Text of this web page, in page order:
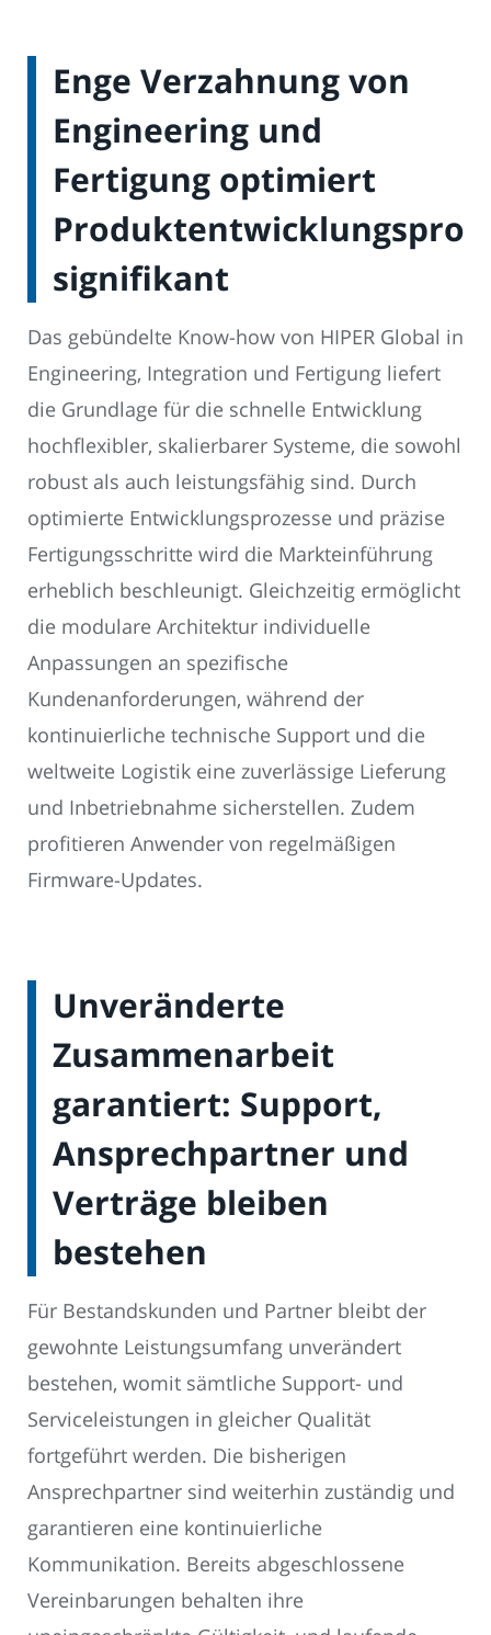
Enge Verzahnung von
Engineering und
Fertigung optimiert
signifikant
Das gebündelte Know-how von HIPER Global in
Engineering, Integration und Fertigung liefert
die Grundlage für die schnelle Entwicklung
hochflexibler, skalierbarer Systeme, die sowohl
robust als auch leistungsfähig sind. Durch
optimierte Entwicklungsprozesse und präzise
Fertigungsschritte wird die Markteinführung
erheblich beschleunigt. Gleichzeitig ermöglicht
die modulare Architektur individuelle
Anpassungen an spezifische
Kundenanforderungen, während der
kontinuierliche technische Support und die
weltweite Logistik eine zuverlässige Lieferung
und Inbetriebnahme sicherstellen. Zudem
profitieren Anwender von regelmäßigen
Firmware-Updates.
Unveränderte
Zusammenarbeit
garantiert: Support,
Ansprechpartner und
Verträge bleiben
bestehen
Für Bestandskunden und Partner bleibt der
gewohnte Leistungsumfang unverändert
bestehen, womit sämtliche Support- und
Serviceleistungen in gleicher Qualität
fortgeführt werden. Die bisherigen
Ansprechpartner sind weiterhin zuständig und
garantieren eine kontinuierliche
Kommunikation. Bereits abgeschlossene
Vereinbarungen behalten ihre